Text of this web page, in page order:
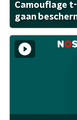
Camouflage
gaan